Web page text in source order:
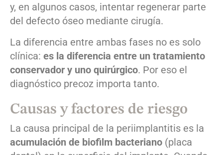
y, en algunos casos, intentar regenerar parte
del defecto óseo mediante cirugía.
La diferencia entre ambas fases no es solo
clínica: es la diferencia entre un tratamiento
conservador y uno quirúrgico. Por eso el
diagnóstico precoz importa tanto.
Causas y factores de riesgo
La causa principal de la periimplantitis es la
acumulación de biofilm bacteriano (placa